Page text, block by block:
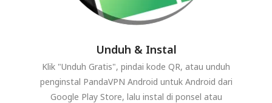
Unduh & Instal
Klik "Unduh Gratis", pindai kode QR, atau unduh
penginstal PandaVPN Android untuk Android dari
Google Play Store, lalu instal di ponsel atau